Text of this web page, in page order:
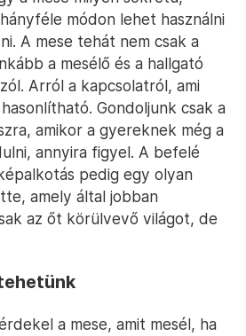
módon lehet használni
A mese tehát nem csak a
a mesélő és a hallgató
Arról a kapcsolatról, ami
Gondoljunk csak a
amikor a gyereknek még a
annyira figyel. A befelé
pedig egy olyan
amely által jobban
az őt körülvevő világot, de
a mese, amit mesél, ha